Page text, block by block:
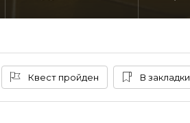
В закладки
Квест пройден